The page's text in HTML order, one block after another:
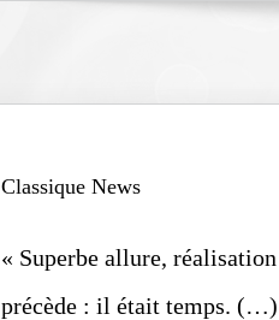
Classique News
« Superbe allure,
précède : il était temps. (…)